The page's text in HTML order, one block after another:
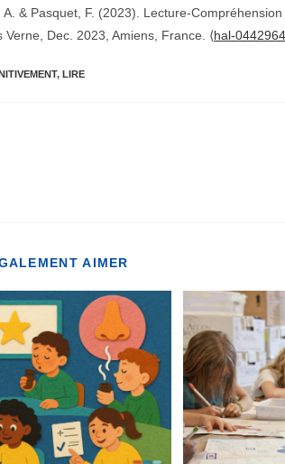
& Pasquet, F. (2023). Lecture-
Dec. 2023, Amiens, France. ⟨hal-
, LIRE
AIMER